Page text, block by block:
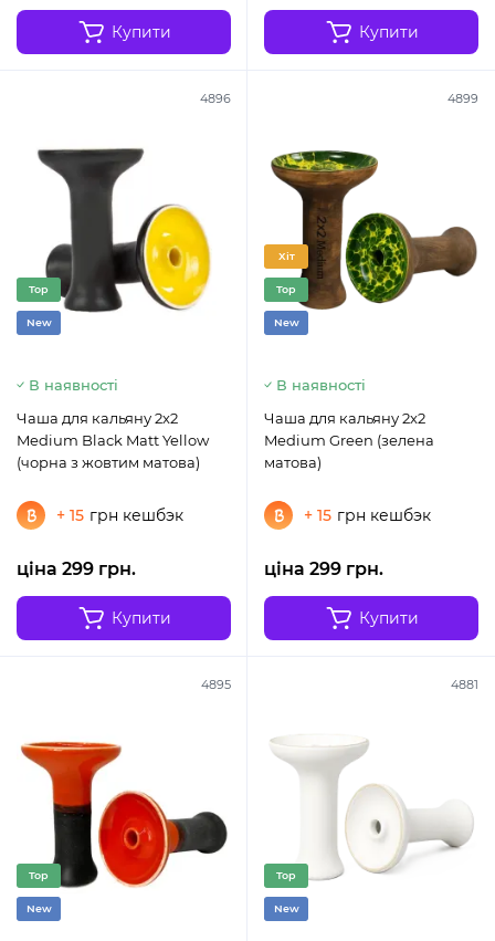
Купити Купити
4896
Top
New
В наявності
Чаша для кальяну 2x2
Medium Black Matt Yellow
(чорна з жовтим матова)
+ 15 грн кешбэк
ціна 299 грн.
Купити
4899
Хіт
Top
New
В наявності
Чаша для кальяну 2x2
Medium Green (зелена
матова)
+ 15 грн кешбэк
ціна 299 грн.
Купити
4895
Top
New
4881
Top
New